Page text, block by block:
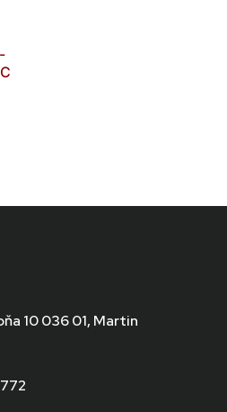
10 036 01, Martin